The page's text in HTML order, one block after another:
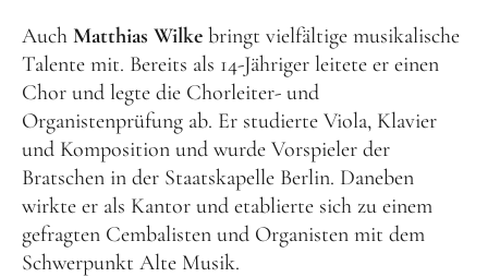
Auch Matthias Wilke bringt vielfältige musikalische
Talente mit. Bereits als 14-Jähriger leitete er einen
Chor und legte die Chorleiter- und
Organistenprüfung ab. Er studierte Viola, Klavier
und Komposition und wurde Vorspieler der
Bratschen in der Staatskapelle Berlin. Daneben
wirkte er als Kantor und etablierte sich zu einem
gefragten Cembalisten und Organisten mit dem
Schwerpunkt Alte Musik.